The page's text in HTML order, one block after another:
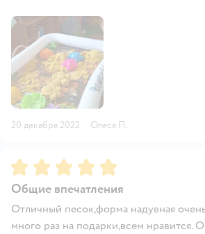
20 декабря 2022 · Олеся П.
Рейтинг:5
Общие впечатления
Отличный песок,форма надувная
много раз на подарки,всем нравится.